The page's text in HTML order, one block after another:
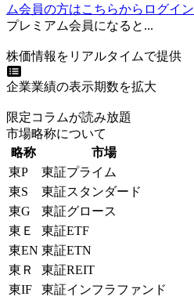
ム会員の方はこちらからログイン
プレミアム会員になると...
株価情報をリアルタイムで提供
企業業績の表示期数を拡大
限定コラムが読み放題
市場略称について
略称
市場
東P
東証プライム
東S
東証スタンダード
東G
東証グロース
東Ｅ
東証ETF
東EN 東証ETN
東Ｒ
東証REIT
東IF
東証インフラファンド